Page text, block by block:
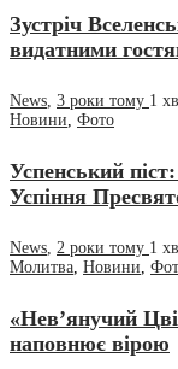
Зустріч
видатними
News 3 роки тому 1
Новини Фото
Успенський
Успіння
News 2 роки тому 1
Молитва Новини
«Нев’янучий
наповнює вірою